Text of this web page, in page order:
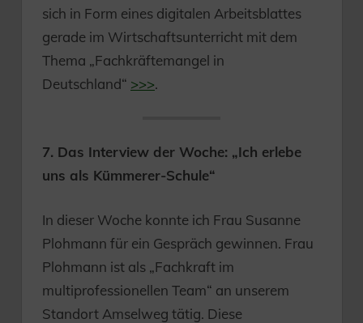
sich in Form eines digitalen Arbeitsblattes
gerade im Wirtschaftsunterricht mit dem
Thema „Fachkräftemangel in
Deutschland“ >>>.
7. Das Interview der Woche: „Ich erlebe
uns als Kümmerer-Schule“
In dieser Woche konnte ich Frau Susanne
Plohmann für ein Gespräch gewinnen. Frau
Plohmann ist als „Fachkraft im
multiprofessionellen Team“ an unserem
Standort Amselweg tätig. Diese